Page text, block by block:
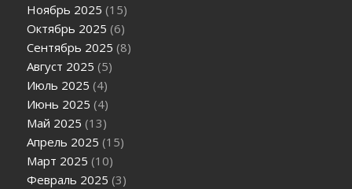
Ноябрь 2025 (15)
Октябрь 2025 (6)
Сентябрь 2025 (8)
Август 2025 (5)
Июль 2025 (4)
Июнь 2025 (4)
Май 2025 (13)
Апрель 2025 (15)
Март 2025 (10)
Февраль 2025 (3)